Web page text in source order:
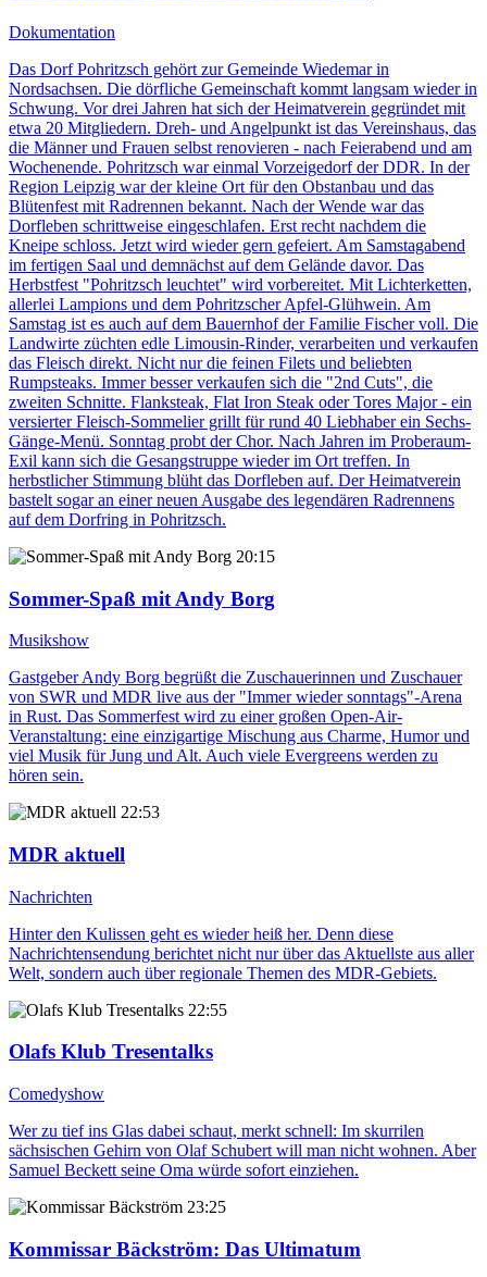
Dokumentation
Das Dorf Pohritzsch gehört zur Gemeinde Wiedemar in
Nordsachsen. Die dörfliche Gemeinschaft kommt langsam wieder in
Schwung. Vor drei Jahren hat sich der Heimatverein gegründet mit
etwa 20 Mitgliedern. Dreh- und Angelpunkt ist das Vereinshaus, das
die Männer und Frauen selbst renovieren - nach Feierabend und am
Wochenende. Pohritzsch war einmal Vorzeigedorf der DDR. In der
Region Leipzig war der kleine Ort für den Obstanbau und das
Blütenfest mit Radrennen bekannt. Nach der Wende war das
Dorfleben schrittweise eingeschlafen. Erst recht nachdem die
Kneipe schloss. Jetzt wird wieder gern gefeiert. Am Samstagabend
im fertigen Saal und demnächst auf dem Gelände davor. Das
Herbstfest "Pohritzsch leuchtet" wird vorbereitet. Mit Lichterketten,
allerlei Lampions und dem Pohritzscher Apfel-Glühwein. Am
Samstag ist es auch auf dem Bauernhof der Familie Fischer voll. Die
Landwirte züchten edle Limousin-Rinder, verarbeiten und verkaufen
das Fleisch direkt. Nicht nur die feinen Filets und beliebten
Rumpsteaks. Immer besser verkaufen sich die "2nd Cuts", die
zweiten Schnitte. Flanksteak, Flat Iron Steak oder Tores Major - ein
versierter Fleisch-Sommelier grillt für rund 40 Liebhaber ein Sechs-
Gänge-Menü. Sonntag probt der Chor. Nach Jahren im Proberaum-
Exil kann sich die Gesangstruppe wieder im Ort treffen. In
herbstlicher Stimmung blüht das Dorfleben auf. Der Heimatverein
bastelt sogar an einer neuen Ausgabe des legendären Radrennens
auf dem Dorfring in Pohritzsch.
20:15
Sommer-Spaß mit Andy Borg
Musikshow
Gastgeber Andy Borg begrüßt die Zuschauerinnen und Zuschauer
von SWR und MDR live aus der "Immer wieder sonntags"-Arena
in Rust. Das Sommerfest wird zu einer großen Open-Air-
Veranstaltung: eine einzigartige Mischung aus Charme, Humor und
viel Musik für Jung und Alt. Auch viele Evergreens werden zu
hören sein.
22:53
MDR aktuell
Nachrichten
Hinter den Kulissen geht es wieder heiß her. Denn diese
Nachrichtensendung berichtet nicht nur über das Aktuellste aus aller
Welt, sondern auch über regionale Themen des MDR-Gebiets.
22:55
Olafs Klub Tresentalks
Comedyshow
Wer zu tief ins Glas dabei schaut, merkt schnell: Im skurrilen
sächsischen Gehirn von Olaf Schubert will man nicht wohnen. Aber
Samuel Beckett seine Oma würde sofort einziehen.
23:25
Kommissar Bäckström: Das Ultimatum